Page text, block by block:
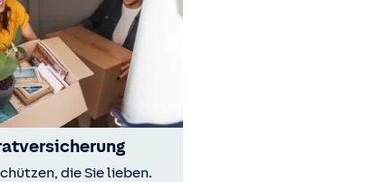
die Sie lieben.